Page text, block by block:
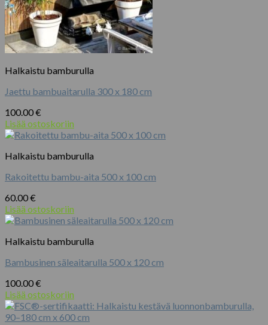
Halkaistu bamburulla
Jaettu bambuaitarulla 300 x 180 cm
100.00€
Lisää ostoskoriin
Halkaistu bamburulla
Rakoitettu bambu-aita 500 x 100 cm
60.00€
Lisää ostoskoriin
Halkaistu bamburulla
Bambusinen säleaitarulla 500 x 120 cm
100.00€
Lisää ostoskoriin